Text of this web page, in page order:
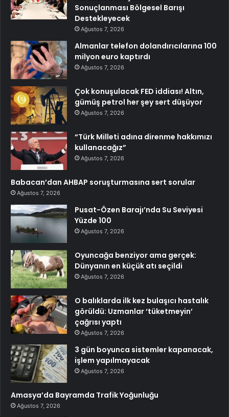
Sonuçlanması Bölgesel Barışı
Destekleyecek
Ağustos 7, 2026
Almanlar telefon dolandırıcılarına 100
milyon euro kaptırdı
Ağustos 7, 2026
Çok konuşulacak FED iddiası! Altın,
gümüş petrol her şey sert düşüyor
Ağustos 7, 2026
“Türk Milleti adına direnme hakkımızı
kullanacağız”
Ağustos 7, 2026
Babacan’dan AHBAP soruşturmasına sert sorular
Ağustos 7, 2026
Pusat-Özen Barajı’nda Su Seviyesi
Yüzde 100
Ağustos 7, 2026
Oyuncağa benziyor ama gerçek:
Dünyanın en küçük atı seçildi
Ağustos 7, 2026
O balıklarda ilk kez bulaşıcı hastalık
görüldü: Uzmanlar ‘tüketmeyin’
çağrısı yaptı
Ağustos 7, 2026
3 gün boyunca sistemler kapanacak,
işlem yapılmayacak
Ağustos 7, 2026
Amasya’da Bayramda Trafik Yoğunluğu
Ağustos 7, 2026